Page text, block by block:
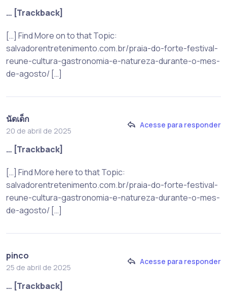
… [Trackback]
[…] Find More on to that Topic:
salvadorentretenimento.com.br/praia-do-forte-festival-
reune-cultura-gastronomia-e-natureza-durante-o-mes-
de-agosto/ […]
นัดเด็ก
20 de abril de 2025
Acesse para responder
… [Trackback]
[…] Find More here to that Topic:
salvadorentretenimento.com.br/praia-do-forte-festival-
reune-cultura-gastronomia-e-natureza-durante-o-mes-
de-agosto/ […]
pinco
25 de abril de 2025
Acesse para responder
… [Trackback]